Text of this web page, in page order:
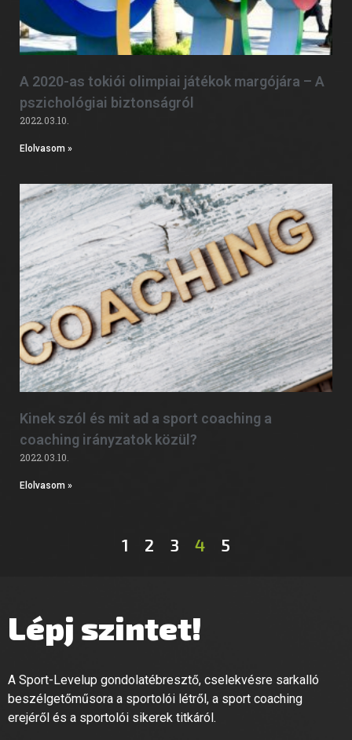
A 2020-as tokiói olimpiai játékok margójára – A
pszichológiai biztonságról
2022.03.10.
Elolvasom »
Kinek szól és mit ad a sport coaching a
coaching irányzatok közül?
2022.03.10.
Elolvasom »
1 2 3 4 5
Lépj szintet!
A Sport-Levelup gondolatébresztő, cselekvésre sarkalló
beszélgetőműsora a sportolói létről, a sport coaching
erejéről és a sportolói sikerek titkáról.